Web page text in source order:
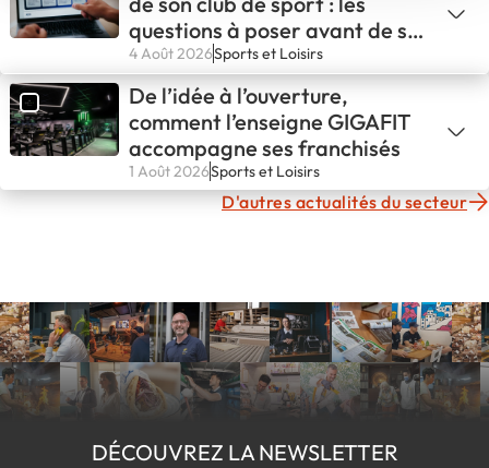
questions à poser avant de se
lancer
4 Août 2026Sports et Loisirs
De l’idée à l’ouverture,
comment l’enseigne GIGAFIT
accompagne ses franchisés
1 Août 2026Sports et Loisirs
D'autres actualités du secteur
DÉCOUVREZ LA NEWSLETTER